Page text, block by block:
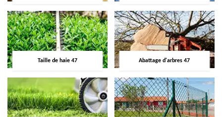
Taille de haie 47 Abattage d'arbres 47